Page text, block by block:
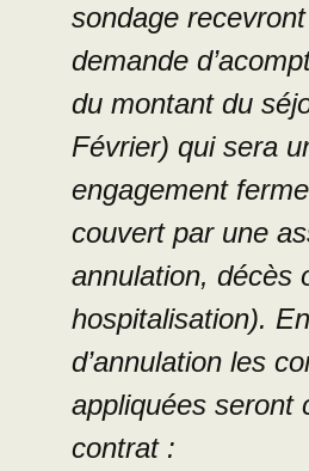
sondage
demande
du montant du
Février) qui sera
engagement
couvert par une
annulation, décès
hospitalisation).
d’annulation les
appliquées seront
contrat :